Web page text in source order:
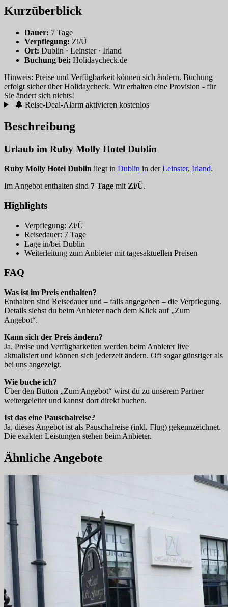
Kurzüberblick
Dauer: 7 Tage
Verpflegung: Zi/Ü
Ort: Dublin · Leinster · Irland
Buchung bei: Holidaycheck.de
Hinweis: Preise und Verfügbarkeit können sich ändern. Buchung
erfolgt sicher über Holidaycheck. Wir erhalten eine Provision - für
Sie ändert sich nichts!
🔔 Reise-Deal-Alarm aktivieren kostenlos
Beschreibung
Urlaub im Ruby Molly Hotel Dublin
Ruby Molly Hotel Dublin liegt in Dublin in derLeinster, Irland.
Im Angebot enthalten sind 7 Tage mit Zi/Ü.
Highlights
Verpflegung: Zi/Ü
Reisedauer: 7 Tage
Lage in/bei Dublin
Weiterleitung zum Anbieter mit tagesaktuellen Preisen
FAQ
Was ist im Preis enthalten?
Enthalten sind Reisedauer und – falls angegeben – die Verpflegung.
Details siehst du beim Anbieter nach dem Klick auf „Zum
Angebot“.
Kann sich der Preis ändern?
Ja. Preise und Verfügbarkeiten werden beim Anbieter live
aktualisiert und können sich jederzeit ändern. Oft sogar günstiger als
bei uns angezeigt.
Wie buche ich?
Über den Button „Zum Angebot“ wirst du zu unserem Partner
weitergeleitet und kannst dort direkt buchen.
Ist das eine Pauschalreise?
Ja, dieses Angebot ist als Pauschalreise (inkl. Flug) gekennzeichnet.
Die exakten Leistungen stehen beim Anbieter.
Ähnliche Angebote